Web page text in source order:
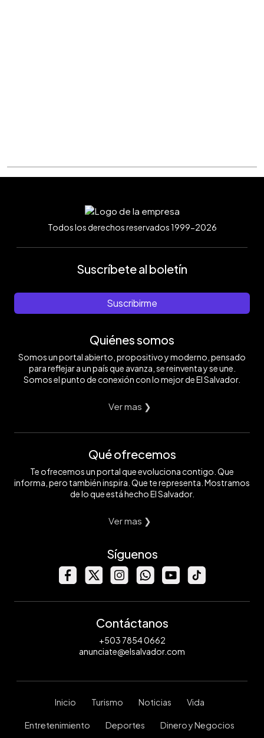
Todos los derechos reservados 1999-2026
Suscríbete al boletín
Suscribirme
Quiénes somos
Somos un portal abierto, propositivo y moderno, pensado
para reflejar a un país que avanza, se reinventa y se une.
Somos el punto de conexión con lo mejor de El Salvador.
Ver mas ❯
Qué ofrecemos
Te ofrecemos un portal que evoluciona contigo. Que
informa, pero también inspira. Que te representa. Mostramos
de lo que está hecho El Salvador.
Ver mas ❯
Síguenos
Contáctanos
+503 7854 0662
anunciate@elsalvador.com
Inicio Turismo Noticias Vida
Entretenimiento Deportes Dinero y Negocios